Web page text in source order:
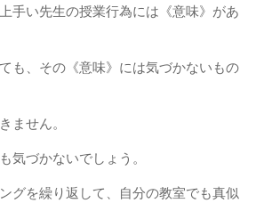
手い先生の授業行為には《意味》があ
も、その《意味》には気づかないもの
ません。
気づかないでしょう。
グを繰り返して、自分の教室でも真似